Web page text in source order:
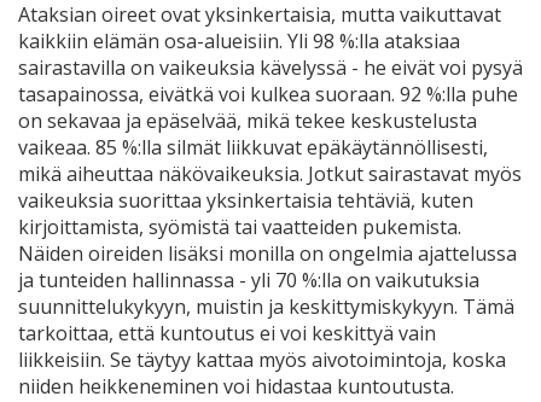
Ataksian oireet ovat yksinkertaisia, mutta vaikuttavat
kaikkiin elämän osa-alueisiin. Yli 98 %:lla ataksiaa
sairastavilla on vaikeuksia kävelyssä - he eivät voi pysyä
tasapainossa, eivätkä voi kulkea suoraan. 92 %:lla puhe
on sekavaa ja epäselvää, mikä tekee keskustelusta
vaikeaa. 85 %:lla silmät liikkuvat epäkäytännöllisesti,
mikä aiheuttaa näkövaikeuksia. Jotkut sairastavat myös
vaikeuksia suorittaa yksinkertaisia tehtäviä, kuten
kirjoittamista, syömistä tai vaatteiden pukemista.
Näiden oireiden lisäksi monilla on ongelmia ajattelussa
ja tunteiden hallinnassa - yli 70 %:lla on vaikutuksia
suunnittelukykyyn, muistin ja keskittymiskykyyn. Tämä
tarkoittaa, että kuntoutus ei voi keskittyä vain
liikkeisiin. Se täytyy kattaa myös aivotoimintoja, koska
niiden heikkeneminen voi hidastaa kuntoutusta.